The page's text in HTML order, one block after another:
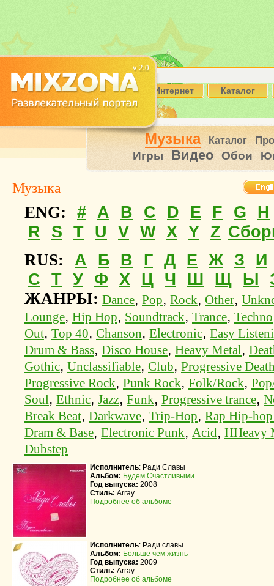
Интернет Каталог
Музыка Каталог
Игры Видео Обои
Музыка
ENG: # A B C D E F G
H
R
S T U V W X Y Z
RUS: А Б В Г Д Е Ж З
И
С
Т У Ф Х Ц Ч Ш Щ Ы
ЖАНРЫ: Dance, Pop, Rock, Other,
Lounge, Hip Hop, Soundtrack, Trance, Techno
Out, Top 40, Chanson, Electronic, Easy
Drum & Bass, Disco House, Heavy Metal,
Gothic, Unclassifiable, Club, Progressive
Progressive Rock, Punk Rock, Folk/Rock,
Soul, Ethnic, Jazz, Funk, Progressive trance,
Break Beat, Darkwave, Trip-Hop, Rap Hip-
Dram & Base, Electronic Punk, Acid, HHeavy
Dubstep
Исполнитель: Ради Славы
Альбом: Будем Счастливыми
Год выпуска: 2008
Стиль: Array
Подробнее об альбоме
Исполнитель: Ради славы
Альбом: Больше чем жизнь
Год выпуска: 2009
Стиль: Array
Подробнее об альбоме